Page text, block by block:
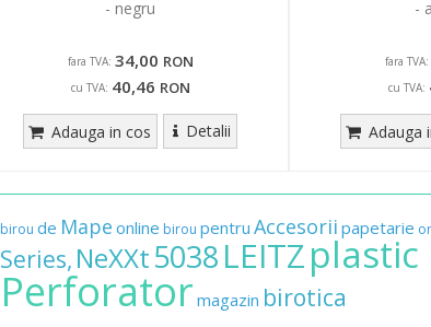
- negru
fara TVA: 34,00 RON
cu TVA: 40,46 RON
Adauga in cos Detalii
-
fara TVA:
cu TVA:
Adauga
birou de Mape online birou pentru Accesorii papetarie
Series, NeXXt5038LEITZplastic
Perforator magazin birotica